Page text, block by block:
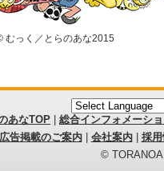
むっく／とらのあな2015
あなTOP
総合インフォメーシ
広告掲載のご案内| 会社案内| 採
©